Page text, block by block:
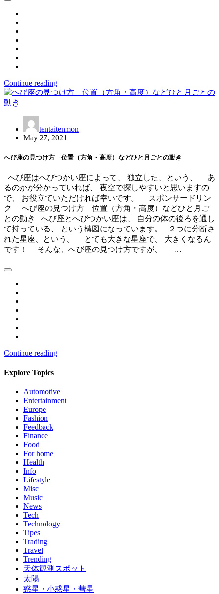
Continue reading
tentaitenmon
May 27, 2021
へび座の見つけ方 位置（方角・高度）などひと月ごとの動き
へび座はへびつかい座によって、 独立した、という、 あ
るのかが分かっていれば、 夜空で探しやすいと思いますの
で、 お役立ていただければ幸いです。 スポンサードリン
ク へび座の見つけ方 位置（方角・高度）などひと月ご
との動き へび座とへびつかい座は、 自分の体の後ろを通し
て持っている、 という構図になっています。 ２つに分断さ
れた星座、という、 とても大きな星座で、 大きくなるん
です！ そんな、へび座の見つけ方ですが、 …
Continue reading
Explore Topics
Automotive
Entertainment
Europe
Fashion
Feedback
Finance
Food
For home
Health
Info
Lifestyle
Misc
Music
News
Tech
Technology
Tipes
Trading
Travel
Trending
天体観測スポット
太陽
惑星・小惑星・彗星